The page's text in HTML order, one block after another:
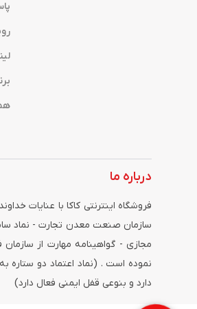
درباره ما
سازمان صنعت معدن تجارت - نماد
مجازی - گواهینامه مهارت از
نموده است . (نماد اعتماد دو
دارد و بنوعی قفل ایمنی فعال دارد)